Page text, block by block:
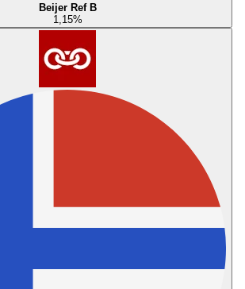
Beijer Ref B
1,15%